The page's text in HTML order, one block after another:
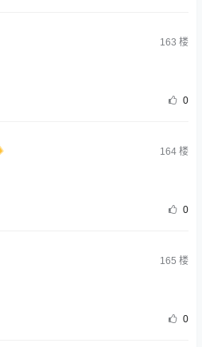
163 楼
0
164楼
0
165 楼
0